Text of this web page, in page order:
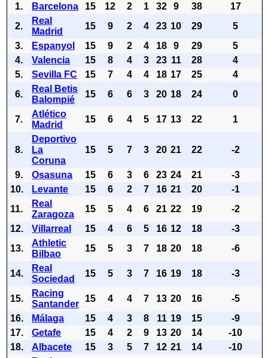
1. Barcelona 15 12 2 1 32 9 38
17
2.
Real
Madrid
15 9 2 4 23 10 29
5
3.
Espanyol 15 9 2 4 18 9 29
5
4.
Valencia 15 8 4 3 23 11 28
4
5.
Sevilla FC 15 7 4 4 18 17 25
4
6.
Real Betis
Balompié
15 6 6 3 20 18 24 0
7.
Atlético
Madrid
15 6 4 5 17 13 22 1
8.
Deportivo
La
Coruna
15 5 7 3 20 21 22 -2
9. Osasuna 15 6 3 6 23 24 21
-3
10.
Levante 15 6 2 7 16 21 20
-1
11.
Real
Zaragoza
15 5 4 6 21 22 19
-2
12.
Villarreal 15 4 6 5 16 12 18
-3
13.
Athletic
Bilbao
15 5 3 7 18 20 18 -6
14.
Real
Sociedad
15 5 3 7 16 19 18 -3
15.
Racing
Santander
15 4 4 7 13 20 16
-5
16.
Málaga 15 4 3 8 11 19 15
-9
17.
Getafe 15 4 2 9 13 20 14
-10
18.
Albacete 15 3 5 7 12 21 14
-10